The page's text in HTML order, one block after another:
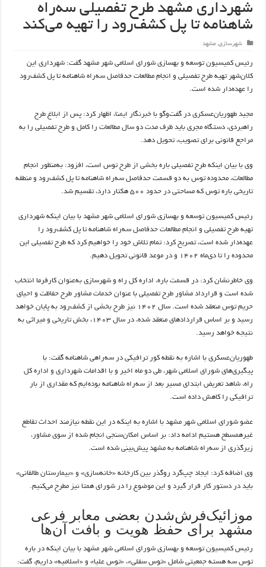
شهرداری مشهد طرح تفصیلی سه‌راه
شاهنامه تا پل کشف‌رود را تهیه می‌کند
شهرسازی, مشهد
رئیس کمیسیون توسعه و بهسازی شورای اسلامی شهر مشهد گفت: شهرداری این
کلان‌شهر تهیه طرح تفصیلی و انجام مطالعات حدفاصل سه‌راه شاهنامه تا پل کشف‌رود
را عهده‌دار شده است.
‌مجید طهوریان‌عسکری در گفت‌وگو با خبرنگار ایمنا، اظهار کرد: پس از ابلاغ طرح
راهبردی، دستگاه مجری باید ظرف مدت دو سال مطالعات را کامل و طرح تفصیلی را به
مراجع قانونی برای تصویب، تحویل دهد.
وی با بیان اینکه طرح تفصیلی باره بخشی از طرح توس است، افزود: به‌منظور انجام
مطالعات، محدوده توس به دو قسمت حدفاصل سه‌راه شاهنامه تا پل کشف‌رود و منطقه
تاریخی باره توس که مساحتی در حدود ۵۰۰ هکتار دارد، تقسیم شد.
رئیس کمیسیون توسعه و بهسازی شورای اسلامی شهر مشهد با بیان اینکه شهرداری
تهیه طرح تفصیلی و انجام مطالعات حدفاصل سه‌راه شاهنامه تا پل کشف‌رود را
عهده‌دار شده است، تصریح کرد: تمام تلاش خود را خواهیم کرد که طرح تفصیلی این
محدوده را تا دی‌ماه ۱۴۰۲ و در موعد قانونی تحویل دهیم.
وی خاطرنشان کرد: در قسمت باره، اداره کل راه و شهرسازی به‌عنوان کارفرما انتخاب
شده است و قرارداد مشاور طرح تفصیلی با عنوان خدمات مشاور طرح حفاظت و احیای
حریم توس منعقد شده است. سال ۱۴۰۲ نیز طرح بخشی از کشف‌رود به پایان خواهد
رسید و بر اساس قراردادهای منعقد شده، در سال ۱۴۰۳، بخش تاریخی و میراثی به
نتیجه خواهد رسید.
طهوریان‌عسکری با اشاره به نقطه کور ترافیکی در سه‌راهی شاهنامه گفت: با
پیگیری‌های شورای اسلامی شهر، طی دو ماه اخیر و با اقدامات شهرداری و اداره کل
راه، شاهد تعریض ابتدای مسیر بعد از سه‌راه شاهنامه بوده‌ایم که مقداری از بار
ترافیکی را کاهش داده است.
عضو شورای اسلامی شهر مشهد با اشاره به اینکه در این نقطه نیازمند احداث تقاطع
غیرهمسطح هستیم ادامه داد: بر اساس امکان‌سنجی انجام شده از سوی مشاور،
زیرگذری از سه‌راه شاهنامه به مشهد پیش‌بینی شده است.
وی اضافه کرد: ایجاد چپ‌گرد روگذر بین کارخانه «خانه‌سازی» و «بیمارستان طالقانی»
باید در دستور کار قرار گیرد و این موضوع را در شورای همتا نیز مطرح می‌کنیم.
موزائیک‌فرش‌شدن بعضی معابر فرعی
مشهد برای حفظ هویت و بافت آن‌ها
رئیس کمیسیون توسعه و بهسازی شورای اسلامی شهر مشهد با بیان اینکه در باره
توس سه هسته جمعیتی شامل «توس سفلی»، «توس علیا» و «اسلامیه» داریم، گفت: